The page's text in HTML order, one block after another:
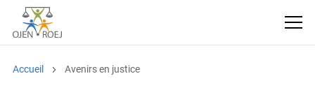
Accueil Avenirs en justice